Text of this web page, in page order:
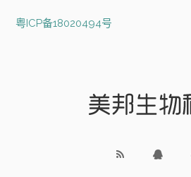
粤ICP备18020494号